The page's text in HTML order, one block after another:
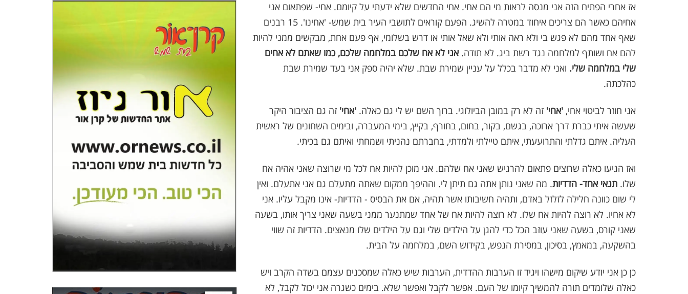
אז אחרי הפתיח הזה אני מנסה לראות מי הם אחי. אחי החדשים שלא ידעתי על קיומם. אחי- שפתאום אני
אחיהם כאשר הם צריכים איחוד במטרה להשיג. הפעם קוראים לתושבי העיר בית שמש- 'אחינו'. 15 רבנים
שאף אחד מהם לא פגש בי ולא ראה אותי ולא שאל אותי או דרש בשלומי, אף פעם אחת, מבקשים ממני להיות
להם אח ושותף למלחמה נגד רשת ביג. לא תודה.אני לא אח שלכם במלחמה שלכם, כמו שאתם לא אחים
שלי במלחמה שלי. ואני לא מדבר בכלל על עניין שמירת שבת. שלא יהיה ספק אני בעד שמירת שבת
כהלכתה.
אני חוזר לביטוי אחי, 'אחי' זה לא רק במובן הביולוגי. ברוך השם יש לי גם כאלה. 'אחי' זה גם הציבור היקר
שעשה איתי כברת דרך ארוכה, בגשם, בקור, בחום, בחורף, בקיץ, בימי המעברה, ובימים השחונים של ראשית
העליה. איתם גדלתי והתרועעתי, איתם טיילתי ולמדתי, בחברתם נהניתי ושמחתי ואיתם גם בכיתי.
ואז הגיעו כאלה שרוצים פתאום להרגיש שאני אח שלהם. אני מוכן להיות אח לכל מי שרוצה שאני אהיה אח
שלו. תנאי אחד- הדדיות. מה שאני נותן אתה גם תיתן לי. וההיפך ממקום שאתה מתעלם גם אני אתעלם. ואין
לי שום כוונה חלילה לזלזל באדם, ותהיה חשיבותו אשר תהיה, אם את הבסיס - הדדיות- אינו מקבל עליו. אני
לא אחיו. לא רוצה להיות אח שלו. לא רוצה להיות אח של אחד שמתנער ממני בשעה שאני צריך אותו, בשעה
שאני קורס, בשעה שאני עוזב הכל כדי להגן על הילדים שלי וגם על הילדים שלו מנאצים. הדדיות זה שווי
בהשקעה, במאמץ, בסיכון, במסירת הנפש, בקידוש השם, במלחמה על הבית.
כן כן אני יודע שיקום מישהו ויגיד זו הערבות ההדדית, הערבות שיש כאלה שמסכנים עצמם בשדה הקרב ויש
כאלה שלומדים תורה להמשיך קיומו של העם. אפשר לקבל ואפשר שלא. בימים כשגרה אני יכול לקבל, לא